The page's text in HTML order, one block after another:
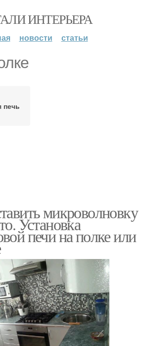
ИНТЕРЬЕРА
новости статьи
печь
микроволновку
Установка
печи на полке или